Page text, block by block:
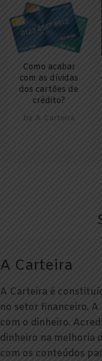
Como acabar
com as dívidas
dos cartões de
crédito?
by A Carteira
A Carteira
A Carteira é
no setor financeiro. A
com o dinheiro.
dinheiro na melhoria
com os conteúdos